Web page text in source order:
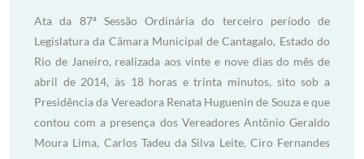
Ata da 87ª Sessão Ordinária do terceiro período de
Legislatura da Câmara Municipal de Cantagalo, Estado do
Rio de Janeiro, realizada aos vinte e nove dias do mês de
abril de 2014, às 18 horas e trinta minutos, sito sob a
Presidência da Vereadora Renata Huguenin de Souza e que
contou com a presença dos Vereadores Antônio Geraldo
Moura Lima, Carlos Tadeu da Silva Leite, Ciro Fernandes